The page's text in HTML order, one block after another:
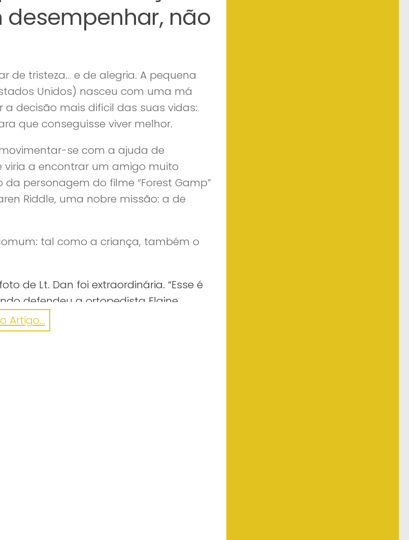
não
de tristeza… e de alegria. A pequena
Unidos) nasceu com uma má
decisão mais difícil das suas vidas:
que conseguisse viver melhor.
se com a ajuda de
viria a encontrar um amigo muito
personagem do filme “Forest Gamp”
Riddle, uma nobre missão: a de
tal como a criança, também o
de Lt. Dan foi extraordinária. “Esse é
defendeu a ortopedista Elaine
vai ajudar a criança a fazer
Artigo…